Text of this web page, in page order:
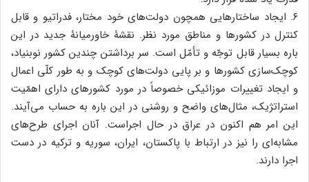
۶. ایجاد ساختارهایی همچون دولت‌های خود مختار، فدراتیو و قابل
کنترل در کشورها و مناطق مورد نظر. نقشۀ خاورمیانۀ جدید در این
باره بسیار قابل توجّه و تأمّل است. سر برداشتن چندین کشور نوبنیاد،
کوچک‌سازی کشورها و بر پایی دولت‌های کوچک و به طور کلّی اعمال
و ایجاد تغییرات موزائیکی خصوصاً در مورد کشور‌های دارای اهمّیت
استراتژیک، مثال‌های واضح و روشنی در این باره به حساب می‌آیند.
این امر هم اکنون در عراق در حال اجراست. آنان اجرای طرح‌های
مشابه‌ای را نیز در ارتباط با پاکستان، ایران، سوریه و ترکیه در دست
اجرا دارند.